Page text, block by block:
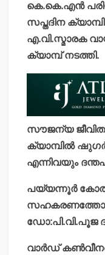
കെ.കെ.എന്‍
സപ്തദിന
എ.വി.സ്മാരക
ക്യാമ്പ് നടത്തി.
സൗജന്യ
ക്യാമ്പില്‍
എന്നിവയും
പയ്യന്നൂര്‍
ഡോ:പി.വി.പൂജ
വാര്‍ഡ്